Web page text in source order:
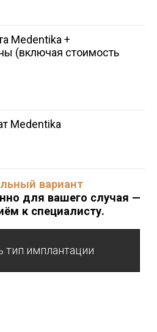
Medentika +
(включая стоимость
Medentika